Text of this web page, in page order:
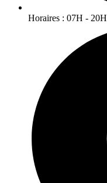
Horaires : 07H - 20H